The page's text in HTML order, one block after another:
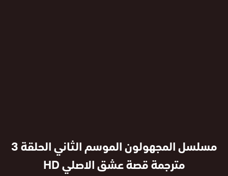
مسلسل المجهولون الموسم الثاني الحلقة 3
مترجمة قصة عشق الاصلي HD